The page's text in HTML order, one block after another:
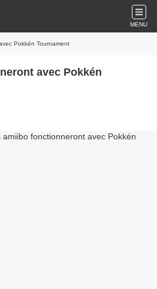
MENU
Pokkén Tournament
avec Pokkén